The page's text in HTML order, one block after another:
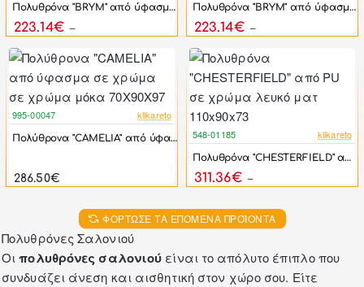
Πολυθρόνα "BRYM" από ύφασμα μπουκλέ/ξύλο σε χρώμα ροζ/μαύρο 97x80x100
223.14€
Πολυθρόνα "BRYM" από ύφασμα μπουκλέ/ξύλο σε χρώμα φυστικί/μαύρο 97x80x100
223.14€
995-00047 klikareto
Πολύθρονα "CAMELIA" από ύφασμα σε χρώμα σε χρώμα μόκα 70X90X97
286.50€
-44%
548-01185 klikareto
Πολυθρόνα "CHESTERFIELD" από PU σε χρώμα λευκό ματ 110x90x73
311.36€
ΦΌΡΤΩΣΕ ΤΑ ΕΠΌΜΕΝΑ ΠΡΟΪΌΝΤΑ
Πολυθρόνες Σαλονιού
Οιπολυθρόνες σαλονιού είναι το απόλυτο έπιπλο που
συνδυάζει άνεση και αισθητική στον χώρο σου. Είτε